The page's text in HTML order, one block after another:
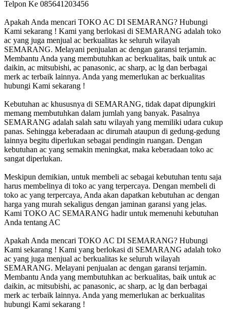
Telpon Ke 085641203456
Apakah Anda mencari TOKO AC DI SEMARANG? Hubungi
Kami sekarang ! Kami yang berlokasi di SEMARANG adalah toko
ac yang juga menjual ac berkualitas ke seluruh wilayah
SEMARANG. Melayani penjualan ac dengan garansi terjamin.
Membantu Anda yang membutuhkan ac berkualitas, baik untuk ac
daikin, ac mitsubishi, ac panasonic, ac sharp, ac lg dan berbagai
merk ac terbaik lainnya. Anda yang memerlukan ac berkualitas
hubungi Kami sekarang !
Kebutuhan ac khususnya di SEMARANG, tidak dapat dipungkiri
memang membutuhkan dalam jumlah yang banyak. Pasalnya
SEMARANG adalah salah satu wilayah yang memiliki udara cukup
panas. Sehingga keberadaan ac dirumah ataupun di gedung-gedung
lainnya begitu diperlukan sebagai pendingin ruangan. Dengan
kebutuhan ac yang semakin meningkat, maka keberadaan toko ac
sangat diperlukan.
Meskipun demikian, untuk membeli ac sebagai kebutuhan tentu saja
harus membelinya di toko ac yang terpercaya. Dengan membeli di
toko ac yang terpercaya, Anda akan dapatkan kebutuhan ac dengan
harga yang murah sekaligus dengan jaminan garansi yang jelas.
Kami TOKO AC SEMARANG hadir untuk memenuhi kebutuhan
Anda tentang AC
Apakah Anda mencari TOKO AC DI SEMARANG? Hubungi
Kami sekarang ! Kami yang berlokasi di SEMARANG adalah toko
ac yang juga menjual ac berkualitas ke seluruh wilayah
SEMARANG. Melayani penjualan ac dengan garansi terjamin.
Membantu Anda yang membutuhkan ac berkualitas, baik untuk ac
daikin, ac mitsubishi, ac panasonic, ac sharp, ac lg dan berbagai
merk ac terbaik lainnya. Anda yang memerlukan ac berkualitas
hubungi Kami sekarang !